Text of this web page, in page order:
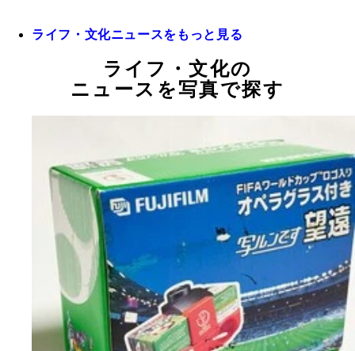
ライフ・文化ニュースをもっと見る
ライフ・文化の
ニュースを写真で探す